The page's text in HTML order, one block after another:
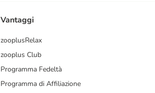
Vantaggi
zooplusRelax
zooplus Club
Programma Fedeltà
Programma di Affiliazione